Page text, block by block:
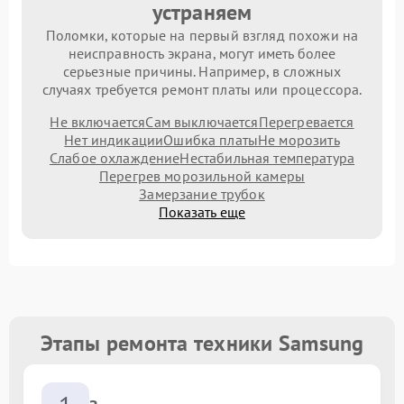
устраняем
Поломки, которые на первый взгляд похожи на
неисправность экрана, могут иметь более
серьезные причины. Например, в сложных
случаях требуется ремонт платы или процессора.
Не включаетсяСам выключаетсяПерегревается
Нет индикацииОшибка платыНе морозить
Слабое охлаждениеНестабильная температура
Перегрев морозильной камеры
Замерзание трубок
Показать еще
Этапы ремонта техники Samsung